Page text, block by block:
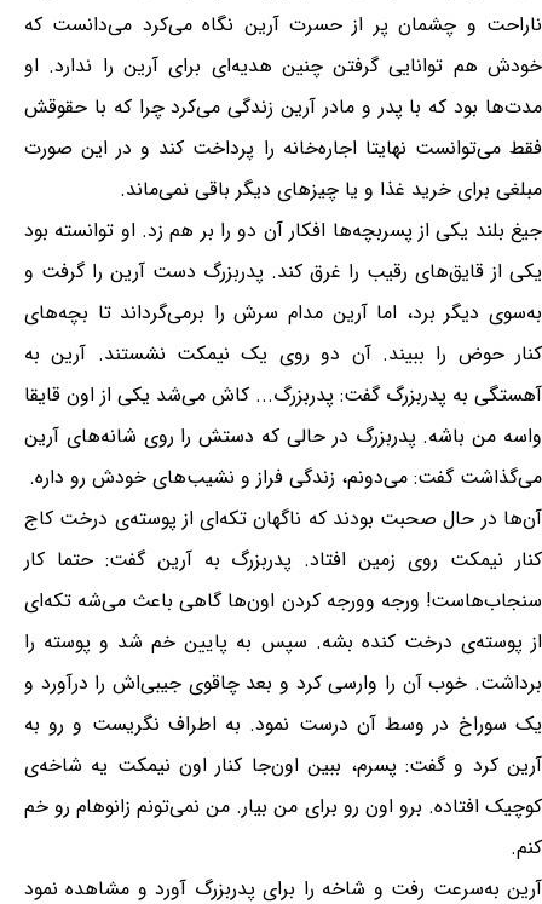
ناراحت و چشمان پر از حسرت آرین نگاه می‌کرد می‌دانست که
خودش هم توانایی گرفتن چنین هدیه‌ای برای آرین را ندارد. او
مدت‌ها بود که با پدر و مادر آرین زندگی می‌کرد چرا که با حقوقش
فقط می‌توانست نهایتا اجاره‌خانه را پرداخت کند و در این صورت
مبلغی برای خرید غذا و یا چیزهای دیگر باقی نمی‌ماند.
جیغ بلند یکی از پسربچه‌ها افکار آن دو را بر هم زد. او توانسته بود
یکی از قایق‌های رقیب را غرق کند. پدربزرگ دست آرین را گرفت و
به‌سوی دیگر برد، اما آرین مدام سرش را برمی‌گرداند تا بچه‌های
کنار حوض را ببیند. آن دو روی یک نیمکت نشستند. آرین به
آهستگی به پدربزرگ گفت: پدربزرگ... کاش می‌شد یکی از اون قایقا
واسه من باشه. پدربزرگ در حالی که دستش را روی شانه‌های آرین
می‌گذاشت گفت: می‌دونم، زندگی فراز و نشیب‌های خودش رو داره.
آن‌ها در حال صحبت بودند که ناگهان تکه‌ای از پوسته‌ی درخت کاج
کنار نیمکت روی زمین افتاد. پدربزرگ به آرین گفت: حتما کار
سنجاب‌هاست! ورجه وورجه کردن اون‌ها گاهی باعث می‌شه تکه‌ای
از پوسته‌ی درخت کنده بشه. سپس به پایین خم شد و پوسته را
برداشت. خوب آن را وارسی کرد و بعد چاقو‌ی جیبی‌اش را درآورد و
یک سوراخ در وسط آن درست نمود. به اطراف نگریست و رو به
آرین کرد و گفت: پسرم، ببین اون‌جا کنار اون نیمکت یه شاخه‌ی
کوچیک افتاده. برو اون رو برای من بیار. من نمی‌تونم زانوهام رو خم
کنم.
آرین به‌سرعت رفت و شاخه را برای پدربزرگ آورد و مشاهده نمود